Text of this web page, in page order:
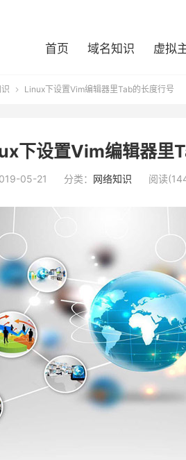
首页 域名知识 虚拟
 Linux下设置Vim编辑器里Tab的长度行号
下设置Vim编辑器里
05-21 分类： 网络知识 阅读